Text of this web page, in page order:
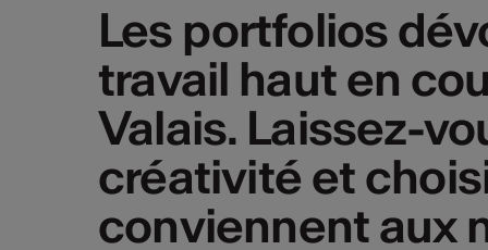
Les portfolios
travail haut en
Valais. Laissez-
créativité et
conviennent aux